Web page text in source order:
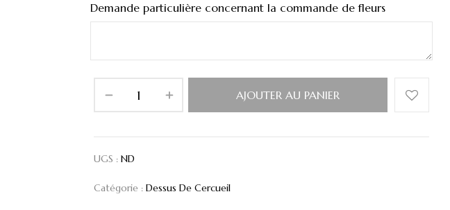
Demande particulière concernant la commande de fleurs
AJOUTER AU PANIER
UGS :ND
Catégorie :Dessus De Cercueil